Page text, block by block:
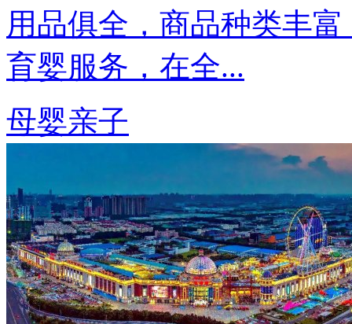
用品俱全，商品种类丰
育婴服务，在全...
母婴亲子